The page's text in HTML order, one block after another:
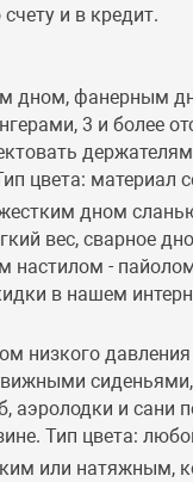
и в кредит.
дном, фанерным
3 и более
цвета:
дном
вес, сварное
-
в нашем
низкого
и сани
Тип цвета:
или